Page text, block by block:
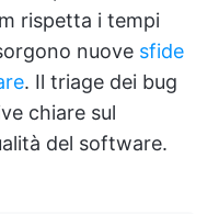
rispetta i tempi
nuove sfide
. Il triage dei bug
chiare sul
del software.